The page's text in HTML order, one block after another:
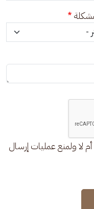
أم لا ولمنع عمليات إرسال